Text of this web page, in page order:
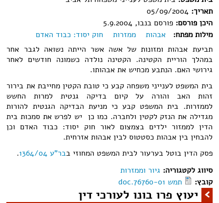
תאריך:05/09/2004
היכן פורסם:פורסם בנבו, 5.9.2004
מילות מפתח:
אבהות ממזרות
חוק יסוד: כבוד האדם
תביעת אבהות ומזונות של אשה אשר הייתה נשואה לגבר אחר
במהלך הוריית הקטינה. הקטינה נולדה כשמונה חודשים לאחר
גירושי האם. הנתבע מכחיש את אבהותו.
בית המשפט לענייני משפחה קבע כי טובת הקטין מחייבת את בירור
זהות האב והורה על קיום בדיקה גנטית למרות החשש
לממזרות. בית המשפט קבע כי מניעת הבדיקה הגנטית להורות
מגדילה את הנזק לקטין ולחברה. כמו כן יש לפרש את סמכות בית
הדין לממזור ילדים בצמצום לאור חוק יסוד: כבוד האדם וכן
להבחין בין אבהות כסטטוס לבין אבהות אזרחית.
פסק הדין בוטל בערעור לבית המשפט המחוזי בבר"ע 1364/04
.
סיווג לקטגוריה: גיור וממזרות
קובץ:
תמש 76760-01.doc
יעוץ פרו בונו לעורכי דין